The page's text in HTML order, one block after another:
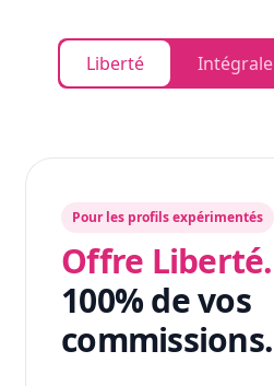
Liberté Intégrale
Pour les profils expérimentés
Offre Liberté.
100% de vos
commissions.